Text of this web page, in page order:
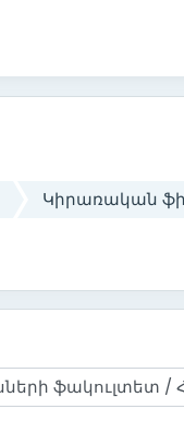
Կիրառական